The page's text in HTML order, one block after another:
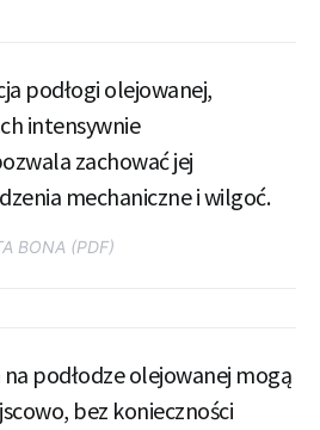
podłogi olejowanej,
intensywnie
zachować jej
mechaniczne i wilgoć.
BONA (PDF)
podłodze olejowanej mogą
bez konieczności